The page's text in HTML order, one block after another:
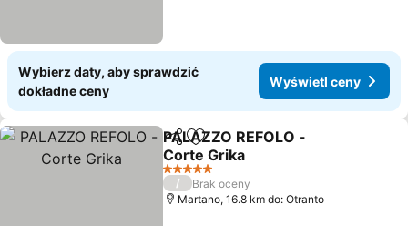
Wybierz daty, aby sprawdzić
dokładne ceny
Wyświetl ceny
Udostępnij
Dodaj do ulubionych
PALAZZO REFOLO -
Corte Grika
Wyświetl ceny
5 Kategoria
/
Brak oceny
Martano, 16.8 km do: Otranto